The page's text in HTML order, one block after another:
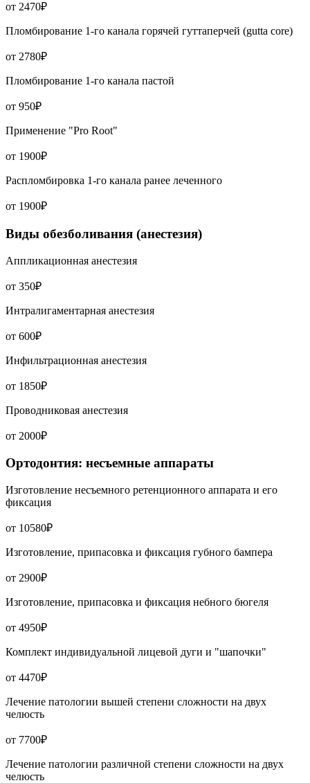
от 2470₽
Пломбирование 1-го канала горячей гуттаперчей (gutta core)
от 2780₽
Пломбирование 1-го канала пастой
от 950₽
Применение "Pro Root"
от 1900₽
Распломбировка 1-го канала ранее леченного
от 1900₽
Виды обезболивания (анестезия)
Аппликационная анестезия
от 350₽
Интралигаментарная анестезия
от 600₽
Инфильтрационная анестезия
от 1850₽
Проводниковая анестезия
от 2000₽
Ортодонтия: несъемные аппараты
Изготовление несъемного ретенционного аппарата и его
фиксация
от 10580₽
Изготовление, припасовка и фиксация губного бампера
от 2900₽
Изготовление, припасовка и фиксация небного бюгеля
от 4950₽
Комплект индивидуальной лицевой дуги и "шапочки"
от 4470₽
Лечение патологии вышей степени сложности на двух
челюсть
от 7700₽
Лечение патологии различной степени сложности на двух
челюсть